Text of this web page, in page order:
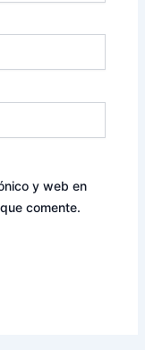
y web en
comente.